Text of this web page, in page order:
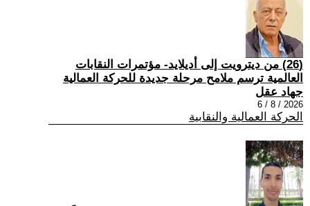
(26) من ديترويت إلى أديلايد- مؤتمرات النقابات
العالمية ترسم ملامح مرحلة جديدة للحركة العمالية
جهاد عقل
2026 / 8 / 6
الحركة العمالية والنقابية